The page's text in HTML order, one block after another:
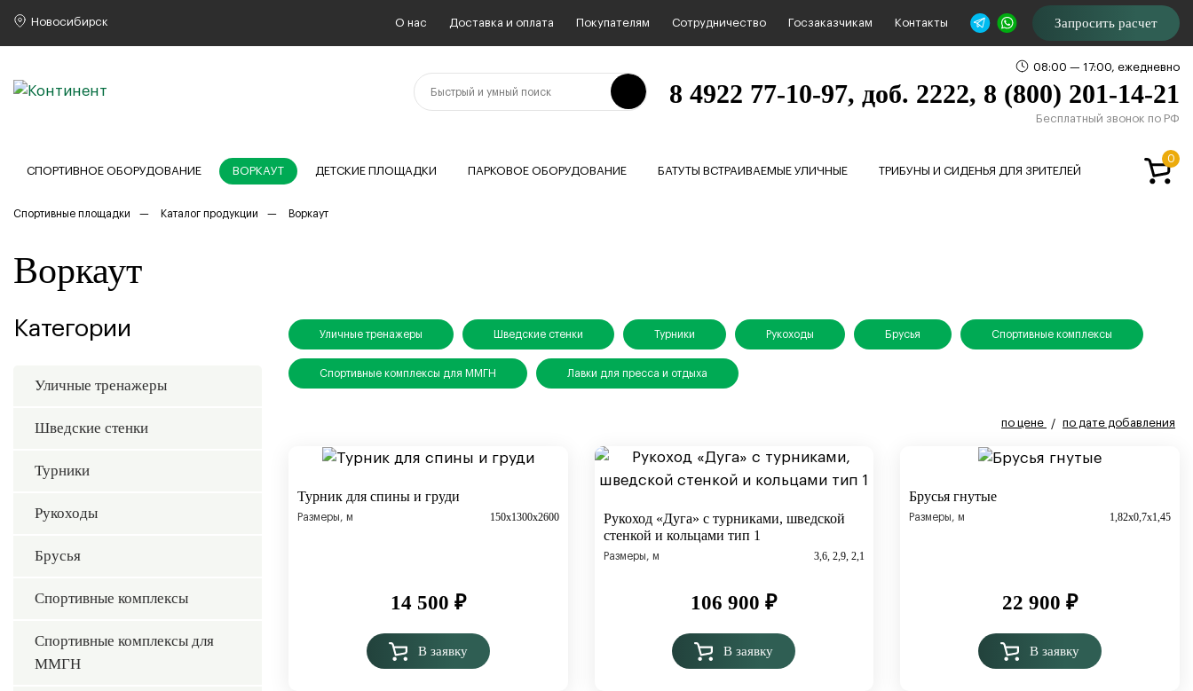
Новосибирск О нас Доставка и оплата Покупателям Сотрудничество Госзаказчикам Контакты Запросить расчет
08:00 — 17:00, ежедневно
8 4922 77-10-97, доб. 2222, 8 (800) 201-14-21
Бесплатный звонок по РФ
СПОРТИВНОЕ ОБОРУДОВАНИЕ ВОРКАУТ ДЕТСКИЕ ПЛОЩАДКИ ПАРКОВОЕ ОБОРУДОВАНИЕ БАТУТЫ ВСТРАИВАЕМЫЕ УЛИЧНЫЕ ТРИБУНЫ И СИДЕНЬЯ ДЛЯ ЗРИТЕЛЕЙ
0
Спортивные площадки Каталог продукции Воркаут
Воркаут
Категории
Уличные тренажеры
Шведские стенки
Турники
Рукоходы
Брусья
Спортивные комплексы
Спортивные комплексы для
ММГН
Уличные тренажеры Шведские стенки Турники Рукоходы Брусья Спортивные комплексы
Спортивные комплексы для ММГН Лавки для пресса и отдыха
по цене / по дате добавления
Турник для спины и груди
Размеры, м 150х1300х2600
14 500 ₽
В заявку
Рукоход «Дуга» с турниками, шведской
стенкой и кольцами тип 1
Размеры, м 3,6, 2,9, 2,1
106 900 ₽
В заявку
Брусья гнутые
Размеры, м 1,82х0,7х1,45
22 900 ₽
В заявку